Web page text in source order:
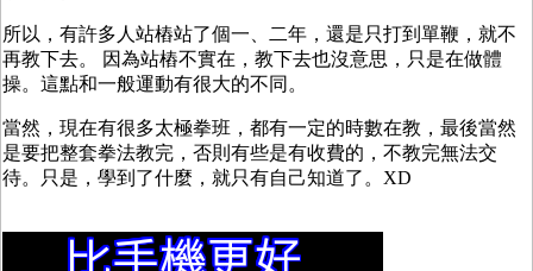
所以，有許多人站樁站了個一、二年，還是只打到單鞭，就不
再教下去。 因為站樁不實在，教下去也沒意思，只是在做體
操。這點和一般運動有很大的不同。
當然，現在有很多太極拳班，都有一定的時數在教，最後當然
是要把整套拳法教完，否則有些是有收費的，不教完無法交
待。只是，學到了什麼，就只有自己知道了。XD